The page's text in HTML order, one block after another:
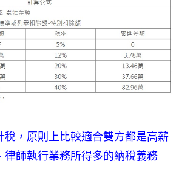
稅，原則上比較適合雙方都是高薪
律師執行業務所得多的納稅義務